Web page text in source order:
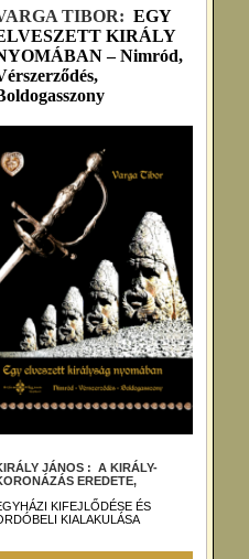
TIBOR: EGY
KIRÁLY
– Nimród,
JÁNOS : A KIRÁLY-
EREDETE,
KIFEJLŐDÉSE ÉS
KIALAKULÁSA